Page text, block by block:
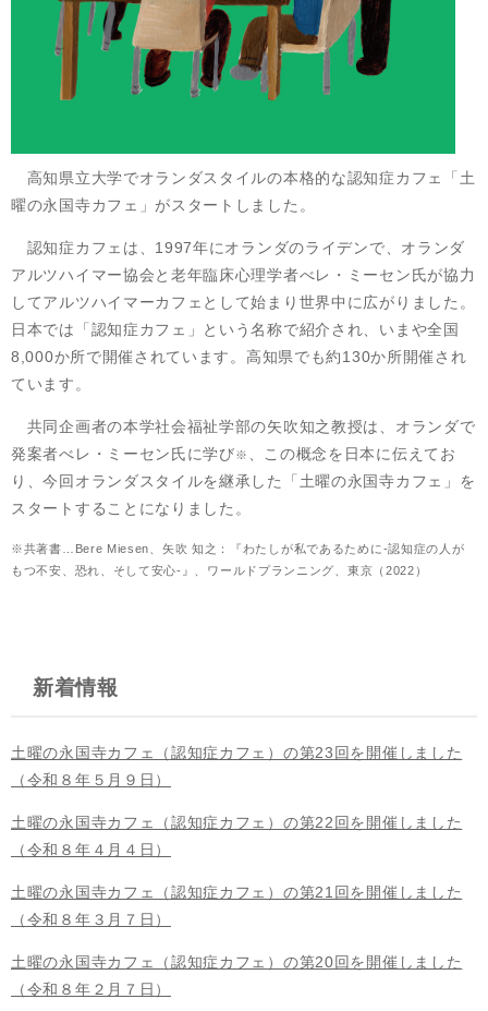
高知県立大学でオランダスタイルの本格的な認知症カフェ「土
曜の永国寺カフェ」がスタートしました。
認知症カフェは、1997年にオランダのライデンで、オランダ
アルツハイマー協会と老年臨床心理学者べレ・ミーセン氏が協力
してアルツハイマーカフェとして始まり世界中に広がりました。
日本では「認知症カフェ」という名称で紹介され、いまや全国
8,000か所で開催されています。高知県でも約130か所開催され
ています。
共同企画者の本学社会福祉学部の矢吹知之教授は、オランダで
発案者べレ・ミーセン氏に学び※
、この概念を日本に伝えてお
り、今回オランダスタイルを継承した「土曜の永国寺カフェ」を
スタートすることになりました。
※共著書…Bere Miesen、矢吹 知之：『わたしが私であるために‐認知症の人が
もつ不安、恐れ、そして安心‐』、ワールドプランニング、東京（2022）​
新着情報
土曜の永国寺カフェ（認知症カフェ）の第23回を開催しました
（令和８年５月９日）
土曜の永国寺カフェ（認知症カフェ）の第22回を開催しました
（令和８年４月４日）
土曜の永国寺カフェ（認知症カフェ）の第21回を開催しました
（令和８年３月７日）
土曜の永国寺カフェ（認知症カフェ）の第20回を開催しました
（令和８年２月７日）